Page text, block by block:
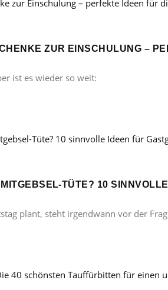
ZUR EINSCHULUNG –
ist es wieder so weit:
TÜTE? 10
plant, steht irgendwann vor der